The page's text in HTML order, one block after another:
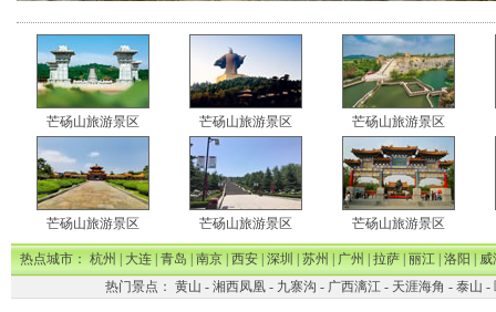
芒砀山旅游景区 芒砀山旅游景区 芒砀山旅游景区
芒砀山旅游景区 芒砀山旅游景区 芒砀山旅游景区
热点城市：杭州|大连|青岛|南京|西安|深圳|苏州|广州|拉萨|丽江|洛阳|威
热门景点： 黄山 - 湘西凤凰- 九寨沟 - 广西漓江- 天涯海角 - 泰山 -